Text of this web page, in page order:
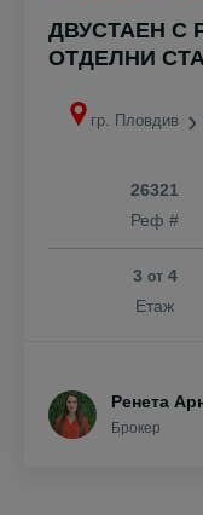
ДВУСТАЕН С
ОТДЕЛНИ
гр. Пловдив
26321
Реф #
3 от4
Етаж
Ренета
Брокер